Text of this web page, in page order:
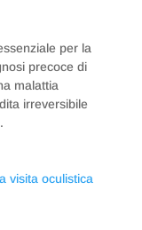
per la
precoce di
malattia
irreversibile